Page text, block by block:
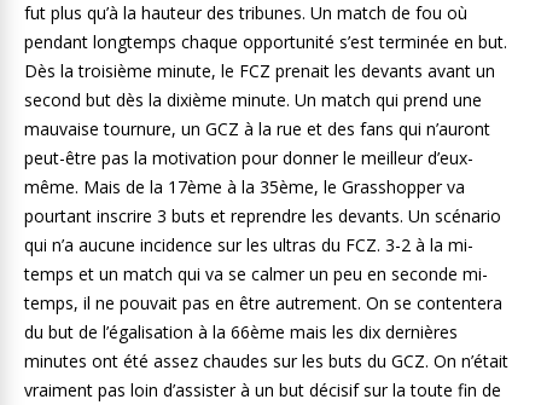
fut plus qu’à la hauteur des tribunes. Un match de fou où
pendant longtemps chaque opportunité s’est terminée en but.
Dès la troisième minute, le FCZ prenait les devants avant un
second but dès la dixième minute. Un match qui prend une
mauvaise tournure, un GCZ à la rue et des fans qui n’auront
peut-être pas la motivation pour donner le meilleur d’eux-
même. Mais de la 17ème à la 35ème, le Grasshopper va
pourtant inscrire 3 buts et reprendre les devants. Un scénario
qui n’a aucune incidence sur les ultras du FCZ. 3-2 à la mi-
temps et un match qui va se calmer un peu en seconde mi-
temps, il ne pouvait pas en être autrement. On se contentera
du but de l’égalisation à la 66ème mais les dix dernières
minutes ont été assez chaudes sur les buts du GCZ. On n’était
vraiment pas loin d’assister à un but décisif sur la toute fin de